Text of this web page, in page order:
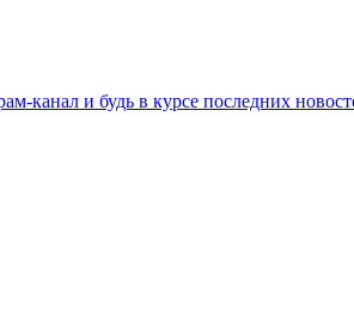
канал и будь в курсе последних